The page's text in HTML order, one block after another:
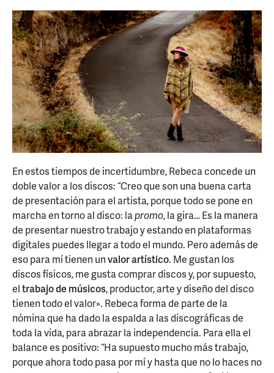
En estos tiempos de incertidumbre, Rebeca concede un
doble valor a los discos: “Creo que son una buena carta
de presentación para el artista, porque todo se pone en
marcha en torno al disco: lapromo, la gira… Es la manera
de presentar nuestro trabajo y estando en plataformas
digitales puedes llegar a todo el mundo. Pero además de
eso para mí tienen unvalor artístico. Me gustan los
discos físicos, me gusta comprar discos y, por supuesto,
eltrabajo de músicos, productor, arte y diseño del disco
tienen todo el valor». Rebeca forma de parte de la
nómina que ha dado la espalda a las discográficas de
toda la vida, para abrazar la independencia. Para ella el
balance es positivo: “Ha supuesto mucho más trabajo,
porque ahora todo pasa por mí y hasta que no lo haces no